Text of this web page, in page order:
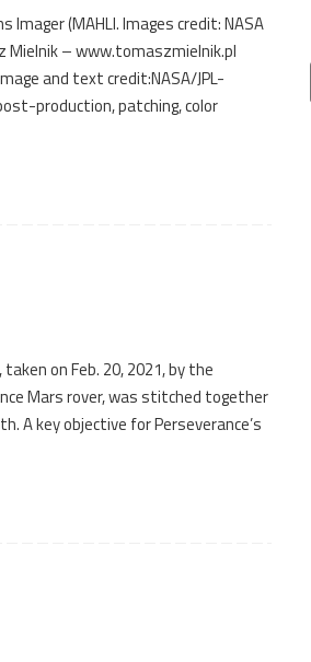
Imager (MAHLI. Images credit: NASA
Mielnik – www.tomaszmielnik.pl
and text credit:NASA/JPL-
production, patching, color
on Feb. 20, 2021, by the
Mars rover, was stitched together
A key objective for Perseverance’s